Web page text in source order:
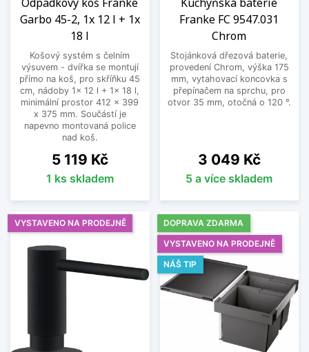
Odpadkový koš Franke
Garbo 45-2, 1x 12 l + 1x
18 l
Košový systém s čelním
výsuvem - dvířka se montují
přímo na koš, pro skříňku 45
cm, nádoby 1x 12 l + 1x 18 l,
minimální prostor 412 x 399
x 375 mm. Součástí je
napevno montovaná police
nad koš.
Cena
5 119 Kč
1 ks skladem
Kuchyňská baterie
Franke FC 9547.031
Chrom
Stojánková dřezová baterie,
provedení Chrom, výška 175
mm, vytahovací koncovka s
přepínačem na sprchu, pro
otvor 35 mm, otočná o 120 °.
Cena
3 049 Kč
5 a více skladem
VYSTAVENO NA PRODEJNĚ
DOPRAVA ZDARMA
VYSTAVENO NA PRODEJNĚ
NÁŠ TIP